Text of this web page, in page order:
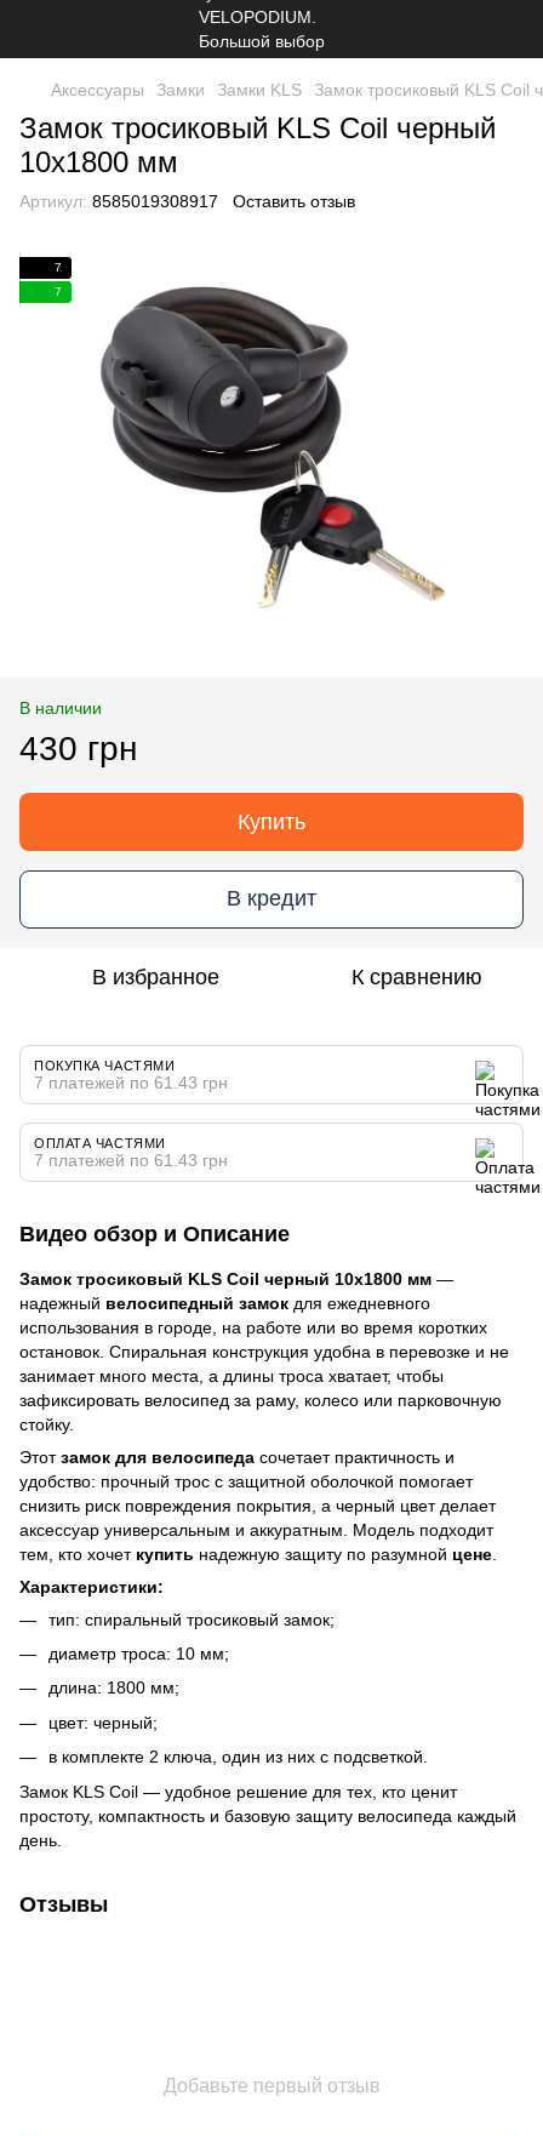
Аксессуары Замки Замки KLS Замок тросиковый KLS Coil
Замок тросиковый KLS Coil черный
10х1800 мм
Артикул: 8585019308917 Оставить отзыв
7
7
В наличии
430 грн
Купить
В кредит
В избранное К сравнению
ПОКУПКА ЧАСТЯМИ
7 платежей по 61.43 грн
ОПЛАТА ЧАСТЯМИ
7 платежей по 61.43 грн
Видео обзор и Описание
Замок тросиковый KLS Coil черный 10х1800 мм —
надежный велосипедный замок для ежедневного
использования в городе, на работе или во время коротких
остановок. Спиральная конструкция удобна в перевозке и не
занимает много места, а длины троса хватает, чтобы
зафиксировать велосипед за раму, колесо или парковочную
стойку.
Этотзамок для велосипеда сочетает практичность и
удобство: прочный трос с защитной оболочкой помогает
снизить риск повреждения покрытия, а черный цвет делает
аксессуар универсальным и аккуратным. Модель подходит
тем, кто хочет купить надежную защиту по разумной цене
Характеристики:
тип: спиральный тросиковый замок;
диаметр троса: 10 мм;
длина: 1800 мм;
цвет: черный;
в комплекте 2 ключа, один из них с подсветкой.
Замок KLS Coil — удобное решение для тех, кто ценит
простоту, компактность и базовую защиту велосипеда каждый
день.
Отзывы
Добавьте первый отзыв